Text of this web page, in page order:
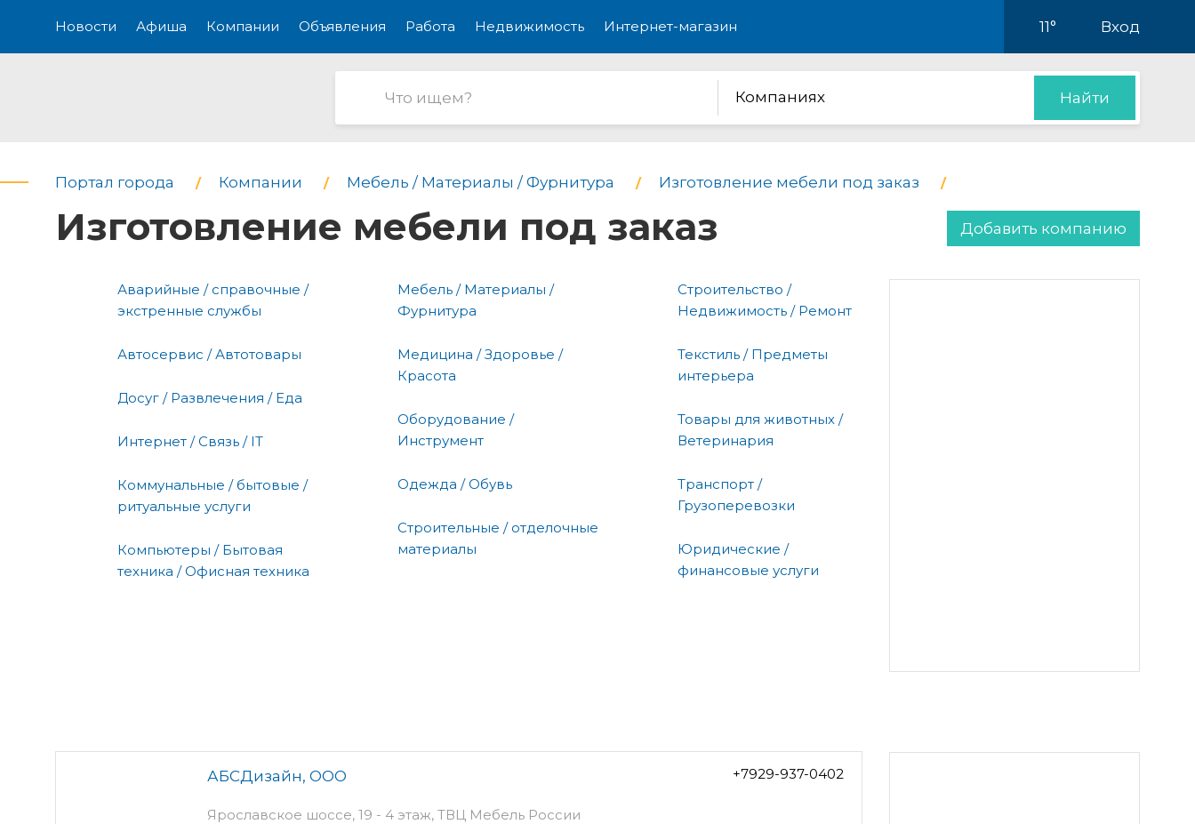
Новости Афиша Компании Объявления Работа Недвижимость Интернет-магазин 11° Вход
Компаниях Найти
Портал города Компании Мебель / Материалы / Фурнитура Изготовление мебели под заказ
Изготовление мебели под заказ Добавить компанию
Аварийные / справочные /
экстренные службы
Автосервис / Автотовары
Досуг / Развлечения / Еда
Интернет / Связь / IT
Коммунальные / бытовые /
ритуальные услуги
Компьютеры / Бытовая
техника / Офисная техника
Мебель / Материалы /
Фурнитура
Медицина / Здоровье /
Красота
Оборудование /
Инструмент
Одежда / Обувь
Строительные / отделочные
материалы
Строительство /
Недвижимость / Ремонт
Текстиль / Предметы
интерьера
Товары для животных /
Ветеринария
Транспорт /
Грузоперевозки
Юридические /
финансовые услуги
АБСДизайн, ООО
Ярославское шоссе, 19 - 4 этаж, ТВЦ Мебель России
+7929-937-0402